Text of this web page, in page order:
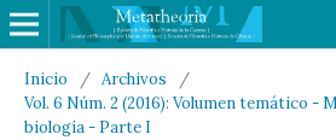
Inicio / Archivos
/
Vol. 6 Núm. 2 (2016): Volumen temático -
biología - Parte I